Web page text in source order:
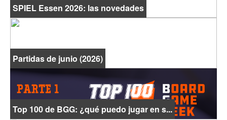
SPIEL Essen 2026: las novedades
Partidas de junio (2026)
Top 100 de BGG: ¿qué puedo jugar en s...